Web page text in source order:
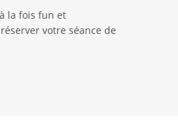
la fois fun et
votre séance de